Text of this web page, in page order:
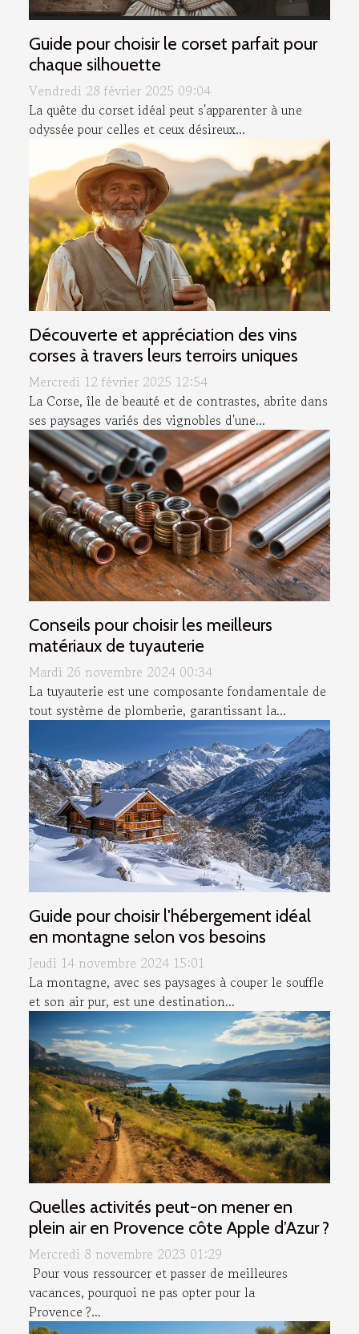
Guide pour choisir le corset parfait pour
chaque silhouette
Vendredi 28 février 2025 09:04
La quête du corset idéal peut s'apparenter à une
odyssée pour celles et ceux désireux...
Découverte et appréciation des vins
corses à travers leurs terroirs uniques
Mercredi 12 février 2025 12:54
La Corse, île de beauté et de contrastes, abrite dans
ses paysages variés des vignobles d'une...
Conseils pour choisir les meilleurs
matériaux de tuyauterie
Mardi 26 novembre 2024 00:34
La tuyauterie est une composante fondamentale de
tout système de plomberie, garantissant la...
Guide pour choisir l'hébergement idéal
en montagne selon vos besoins
Jeudi 14 novembre 2024 15:01
La montagne, avec ses paysages à couper le souffle
et son air pur, est une destination...
Quelles activités peut-on mener en
plein air en Provence côte Apple d’Azur ?
Mercredi 8 novembre 2023 01:29
Pour vous ressourcer et passer de meilleures
vacances, pourquoi ne pas opter pour la
Provence ?...